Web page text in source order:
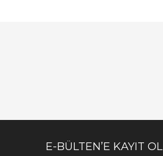
E-BÜLTEN’E KAYIT OL